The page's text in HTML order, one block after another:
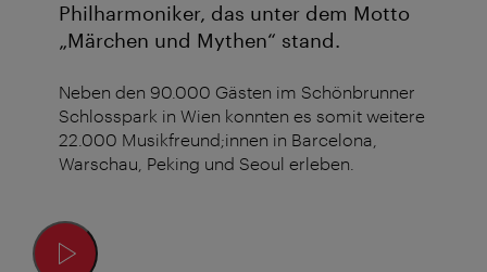
Philharmoniker, das unter dem Motto
„Märchen und Mythen“ stand.
Neben den 90.000 Gästen im Schönbrunner
Schlosspark in Wien konnten es somit weitere
22.000 Musikfreund;innen in Barcelona,
Warschau, Peking und Seoul erleben.